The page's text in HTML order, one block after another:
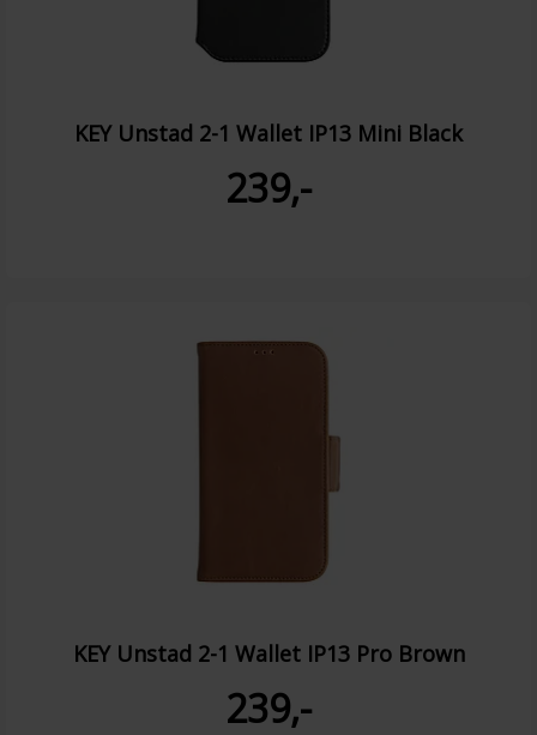
KEY Unstad 2-1 Wallet IP13 Mini Black
239,-
KEY Unstad 2-1 Wallet IP13 Pro Brown
239,-